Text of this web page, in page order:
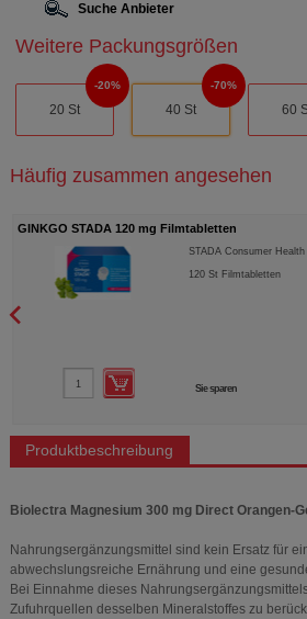
Suche Anbieter
Weitere Packungsgrößen
20 St
20%
40 St
70%
60
Häufig zusammen angesehen
GINKGO STADA 120 mg Filmtabletten
STADA Consumer
120St Filmtabletten
Sie sparen
Produktbeschreibung
Biolectra Magnesium 300 mg Direct Orangen-
Nahrungsergänzungsmittel sind kein Ersatz für
abwechslungsreiche Ernährung und eine
Bei Einnahme dieses
Zufuhrquellen desselben Mineralstoffes zu